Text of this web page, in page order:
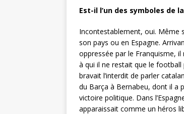
Est-il l’un des symboles de
Incontestablement, oui. Même
son pays ou en Espagne.
oppressée par le Franquisme, il
à qui il ne restait que le
bravait l’interdit de parler
du Barça à Bernabeu, dont il a
victoire politique. Dans
apparaissait comme un héros